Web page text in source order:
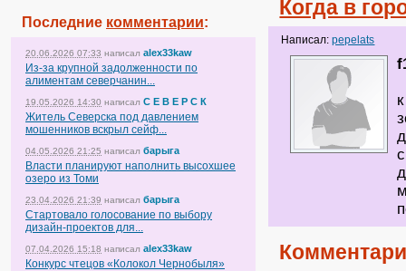
Последние комментарии:
20.06.2026 07:33 написал alex33kaw
Из-за крупной задолженности по
алиментам северчанин...
19.05.2026 14:30 написал С Е В Е Р С К
Житель Северска под давлением
мошенников вскрыл сейф...
04.05.2026 21:25 написал барыга
Власти планируют наполнить высохшее
озеро из Томи
23.04.2026 21:39 написал барыга
Стартовало голосование по выбору
дизайн-проектов для...
07.04.2026 15:18 написал alex33kaw
Конкурс чтецов «Колокол Чернобыля»
Когда в
Написал:pepelats